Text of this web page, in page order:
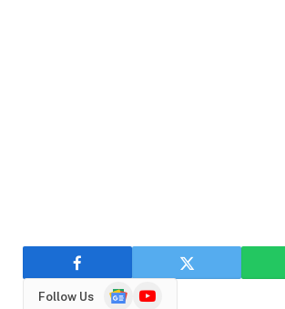
Follow Us
GoogleYouTube